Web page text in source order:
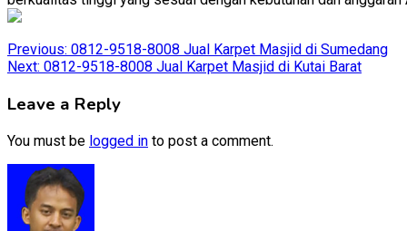
Post
navigation
Previous: 0812-9518-8008 Jual Karpet Masjid di Sumedang
Next: 0812-9518-8008 Jual Karpet Masjid di Kutai Barat
Leave a Reply
You must be logged in to post a comment.